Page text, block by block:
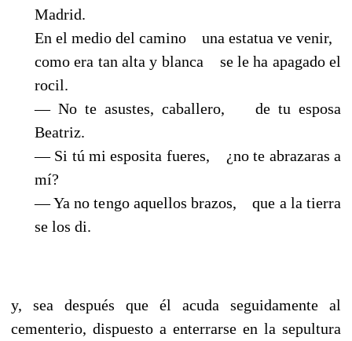
Madrid.
En el medio del camino una estatua ve venir,
como era tan alta y blanca se le ha apagado el
rocil.
— No te asustes, caballero, de tu esposa
Beatriz.
— Si tú mi esposita fueres, ¿no te abrazaras a
mí?
— Ya no tengo aquellos brazos, que a la tierra
se los di.
y, sea después que él acuda seguidamente al
cementerio, dispuesto a enterrarse en la sepultura